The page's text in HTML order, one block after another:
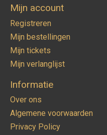
Mijn account
Registreren
Mijn bestellingen
Mijn tickets
Mijn verlanglijst
Informatie
Over ons
Algemene voorwaarden
Privacy Policy